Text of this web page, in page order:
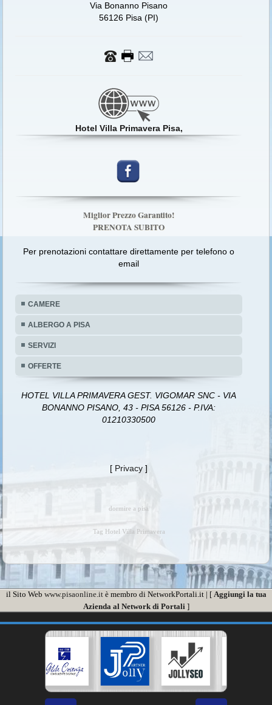
Via Bonanno Pisano
56126 Pisa (PI)
Hotel Villa Primavera Pisa,
Miglior Prezzo Garantito!
PRENOTA SUBITO
Per prenotazioni contattare direttamente per telefono o
email
CAMERE
ALBERGO A PISA
SERVIZI
OFFERTE
HOTEL VILLA PRIMAVERA GEST. VIGOMAR SNC - VIA
BONANNO PISANO, 43 - PISA 56126 - P.IVA:
01210330500
[ Privacy ]
dormire a pisa
Tag Hotel Villa Primavera
il Sito Web www.pisaonline.itè membro di NetworkPortali.it | [ Aggiungi la tua
Azienda al Network di Portali ]